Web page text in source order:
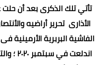
تأتي تلك الذكرى بعد أن
الأذارى تحرير أراضيه
الفاشية البربرية